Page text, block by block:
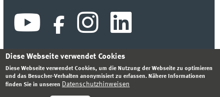
INDEX SITEMAP KONTAKT ANMELDEN
IMPRESSUM
DATENSCHUTZHINWEIS
Diese Webseite verwendet Cookies
Diese Webseite verwendet Cookies, um die Nutzung der Webseite zu optimieren
und das Besucher-Verhalten anonymisiert zu erfassen. Nähere Informationen
finden Sie in unseren Datenschutzhinweisen